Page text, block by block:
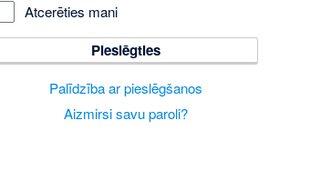
Atcerēties mani
Pieslēgties
Palīdzība ar pieslēgšanos
Aizmirsi savu paroli?